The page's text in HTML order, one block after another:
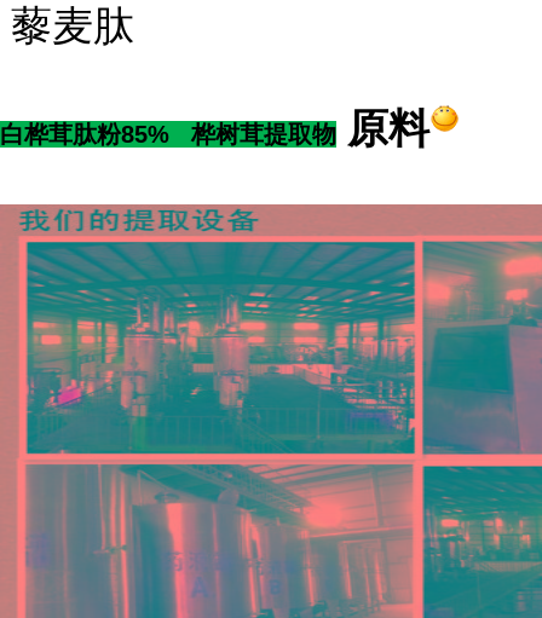
藜麦肽
白桦茸肽粉85% 桦树茸提取物 原料